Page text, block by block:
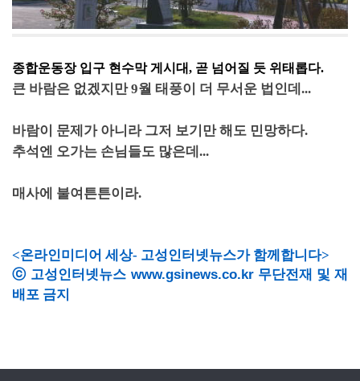
종합운동장 입구 현수막 게시대, 곧 넘어질 듯 위태롭다.
큰 바람은 없겠지만 9월 태풍이 더 무서운 법인데...
바람이 문제가 아니라 그저 보기만 해도 민망하다.
추석엔 오가는 손님들도 많은데...
매사에 불여튼튼이라.
<온라인미디어 세상- 고성인터넷뉴스가 함께합니다>
ⓒ 고성인터넷뉴스 www.gsinews.co.kr 무단전재 및 재
배포 금지